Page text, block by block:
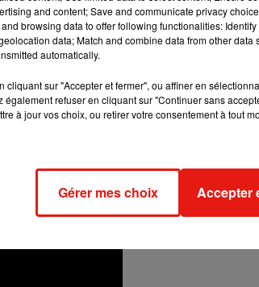
Vanessa Guide et Noémie Lenoir.
pas pour autant la musique.Leur dernier
les titres
Alors, Alors, Dommage, La
and content; Save and communicate privacy
browsing data to offer following functionalities:
data; Match and combine data from other
automatically.
cliquant sur "Accepter et fermer", ou affiner en
également refuser en cliquant sur "Continuer sans
à jour vos choix, ou retirer votre consentement à tout
Gérer mes choix Accepter